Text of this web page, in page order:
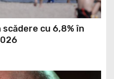
cu 6,8% în